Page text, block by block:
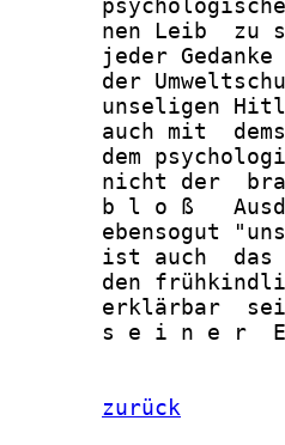
nen Leib  zu
jeder Gedanke
der
unseligen
auch mit
dem
nicht der
b l o ß
ebensogut
ist auch  das
den
erklärbar
s e i n e r
zurück